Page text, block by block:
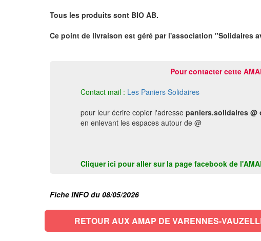
Tous les produits sont BIO AB.
Ce point de livraison est géré par l'association "Solidaires
Pour contacter cette
Contact mail : Les Paniers Solidaires
pour leur écrire copier l'adresse paniers.solidaires @
en enlevant les espaces autour de @
Cliquer ici pour aller sur la page facebook de
Fiche INFO du 08/05/2026
RETOUR AUX AMAP DE VARENNES-